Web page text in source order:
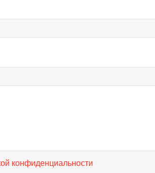
конфиденциальности